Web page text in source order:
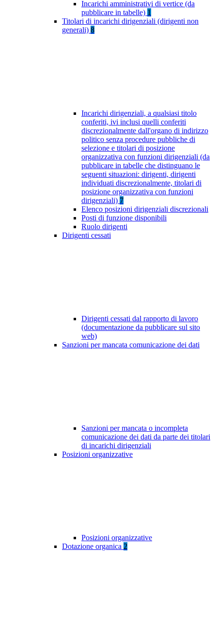
Incarichi amministrativi di vertice (da
pubblicare in tabelle) 1
Titolari di incarichi dirigenziali (dirigenti non
generali) 8
Incarichi dirigenziali, a qualsiasi titolo
conferiti, ivi inclusi quelli conferiti
discrezionalmente dall'organo di indirizzo
politico senza procedure pubbliche di
selezione e titolari di posizione
organizzativa con funzioni dirigenziali (da
pubblicare in tabelle che distinguano le
seguenti situazioni: dirigenti, dirigenti
individuati discrezionalmente, titolari di
posizione organizzativa con funzioni
dirigenziali) 7
Elenco posizioni dirigenziali discrezionali
Posti di funzione disponibili
Ruolo dirigenti
Dirigenti cessati
Dirigenti cessati dal rapporto di lavoro
(documentazione da pubblicare sul sito
web)
Sanzioni per mancata comunicazione dei dati
Sanzioni per mancata o incompleta
comunicazione dei dati da parte dei titolari
di incarichi dirigenziali
Posizioni organizzative
Posizioni organizzative
Dotazione organica 2